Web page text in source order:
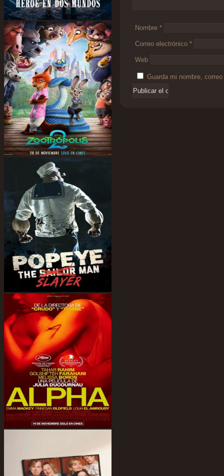
Nombre *
Correo electrónico *
Web
Guarda mi nombre,